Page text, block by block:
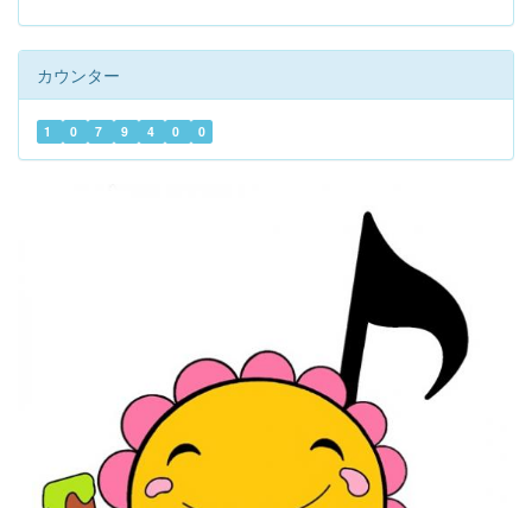
カウンター
1 0 7 9 4 0 0